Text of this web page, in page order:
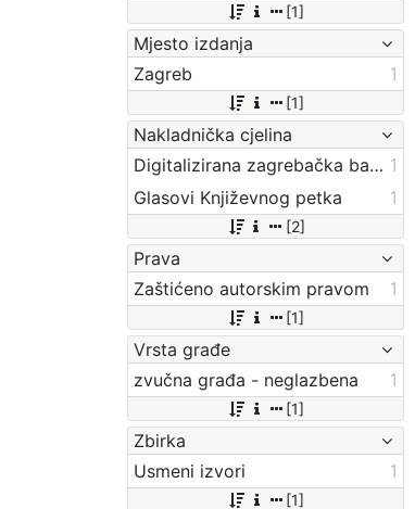
[1]
Mjesto izdanja
Zagreb
1
[1]
Nakladnička cjelina
Digitalizirana zagrebačka baština 1
Glasovi Književnog petka
1
[2]
Prava
Zaštićeno autorskim pravom
1
[1]
Vrsta građe
zvučna građa - neglazbena
1
[1]
Zbirka
Usmeni izvori
1
[1]